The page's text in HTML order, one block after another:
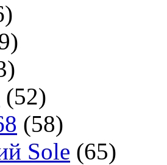
(52)
(58)
Sole (65)